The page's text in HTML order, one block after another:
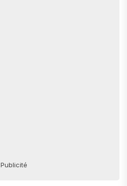
Publicité